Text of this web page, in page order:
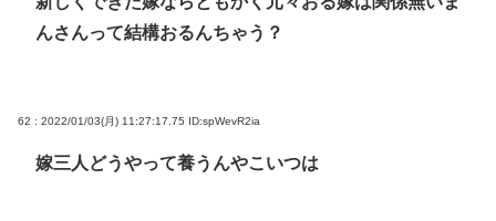
んさんって結構おるんちゃう？
62 : 2022/01/03(月) 11:27:17.75 ID:spWevR2ia
嫁三人どうやって養うんやこいつは